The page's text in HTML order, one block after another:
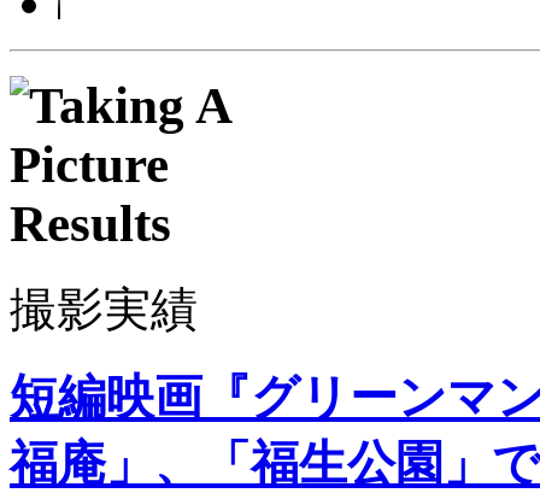
撮影実績
短編映画『グリーンマ
福庵」、「福生公園」